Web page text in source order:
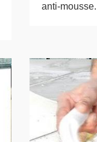
anti-mousse.